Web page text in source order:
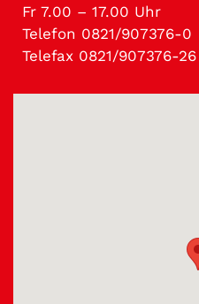
Fr 7.00 – 17.00 Uhr
Telefon 0821/907376-0
Telefax 0821/907376-26